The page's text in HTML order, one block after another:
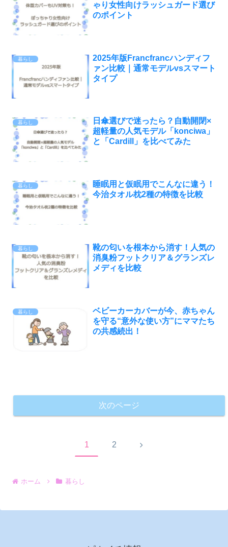
ゃり女性向けラッシュガード選び
のポイント
暮らし
2025年版Francfrancハンディフ
ァン比較｜通常モデルvsスマート
タイプ
暮らし
日傘選びで迷ったら？自動開閉×
超軽量の人気モデル「konciwa」
と「Cardill」を比べてみた
暮らし
睡眠用と仮眠用でこんなに違う！
今治タオル枕2種の特徴を比較
暮らし
靴の匂いを根本から消す！人気の
消臭粉フットクリア＆グランズレ
メディを比較
暮らし
ベビーカーカバーが今、赤ちゃん
を守る“意外な使い方”にママたち
の共感続出！
次のページ
1 2 次
ホーム 暮らし